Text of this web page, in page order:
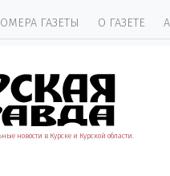
ГАЗЕТЫ О ГАЗЕТЕ
новости в Курске и Курской области.